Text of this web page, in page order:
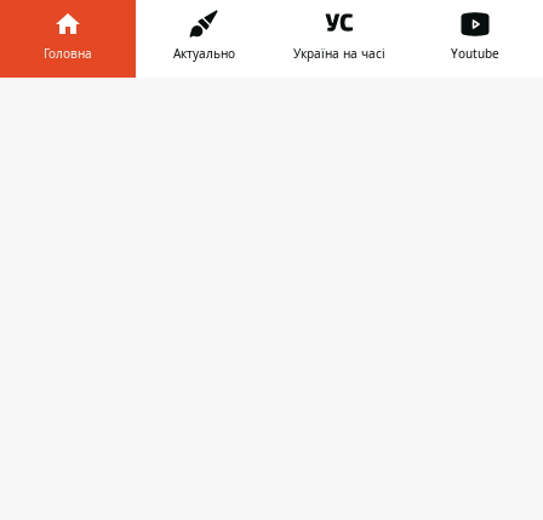
Трагедія сталася на станції "Київ Волинський",
Головна Актуально Україна на часі Youtube